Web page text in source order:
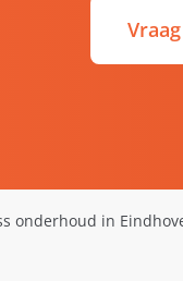
onderhoud in